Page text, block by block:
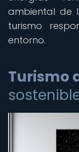
ambiental de
turismo
entorno.
Turismo